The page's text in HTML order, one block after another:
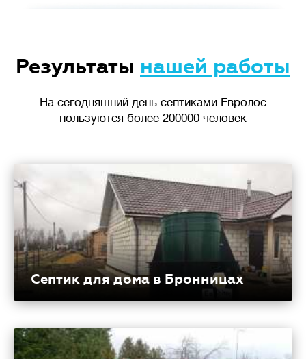
Результаты нашей работы
На сегодняшний день септиками Евролос
пользуются более 200000 человек
Септик для дома в Бронницах